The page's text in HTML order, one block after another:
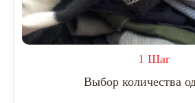
1 Шаг
Выбор количества